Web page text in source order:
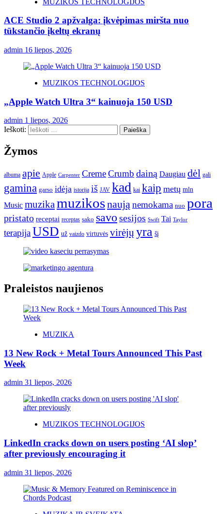
ACE Studio 2 apžvalga: įkvėpimas miršta nuo
tūkstančio įkeltų ekranų
admin 16 liepos, 2026
MUZIKOS TECHNOLOGIJOS
„Apple Watch Ultra 3“ kainuoja 150 USD
admin 1 liepos, 2026
Ieškoti:
Žymos
albumą apie Apple Carpenter CremeCrumb dainą Daugiau dėl gali
gamina garso idėja istorija iš JAV kad kai kaip metų mln
Music muzikamuzikosnaująnemokama nuo pora
pristato receptai receptas sako savo sesijos Swift Tai Taylor
terapijaUSD už vaizdo virtuvės virėjų yra šį
Praleistos naujienos
MUZIKA
13 New Rock + Metal Tours Announced This Past
Week
admin 31 liepos, 2026
MUZIKOS TECHNOLOGIJOS
LinkedIn cracks down on users posting ‘AI slop’
after previously encouraging it
admin 31 liepos, 2026